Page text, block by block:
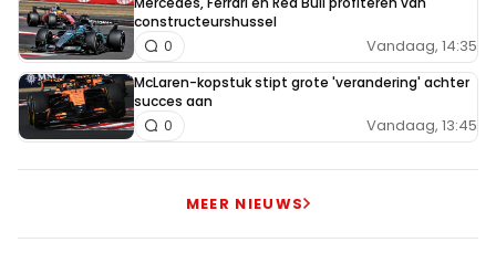
HaroldLT
31 oktober 2025 18:51
Tja, vorig jaar had Norris in Brazilië ook pole en hij
eindigde op P6. Mag nu wel weer zo gaan
constructeurshussel
Vandaag, 14:35
0
McLaren-kopstuk stipt grote 'verandering' achter
succes aan
Vandaag, 13:45
0
MEER NIEUWS